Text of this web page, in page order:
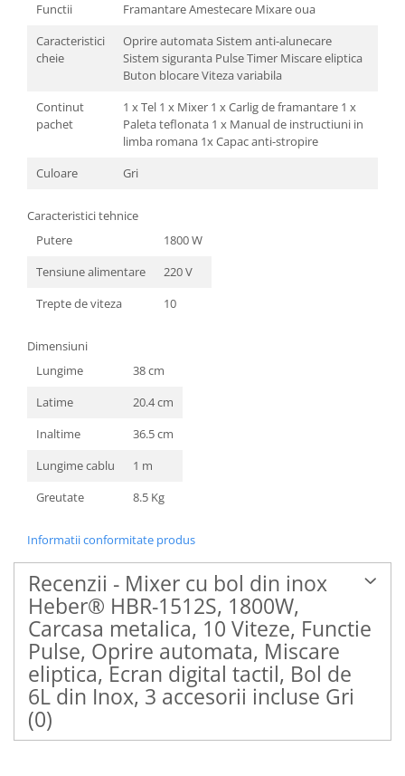
Functii
Framantare Amestecare Mixare oua
Caracteristici
cheie
Oprire automata Sistem anti-alunecare
Sistem siguranta Pulse Timer Miscare eliptica
Buton blocare Viteza variabila
Continut
pachet
1 x Tel 1 x Mixer 1 x Carlig de framantare 1 x
Paleta teflonata 1 x Manual de instructiuni in
limba romana 1x Capac anti-stropire
Culoare
Gri
Caracteristici tehnice
Putere
1800 W
Tensiune alimentare
220 V
Trepte de viteza
10
Dimensiuni
Lungime
38 cm
Latime
20.4 cm
Inaltime
36.5 cm
Lungime cablu
1 m
Greutate
8.5 Kg
Informatii conformitate produs
Recenzii - Mixer cu bol din inox
Heber® HBR-1512S, 1800W,
Carcasa metalica, 10 Viteze, Functie
Pulse, Oprire automata, Miscare
eliptica, Ecran digital tactil, Bol de
6L din Inox, 3 accesorii incluse Gri
(0)